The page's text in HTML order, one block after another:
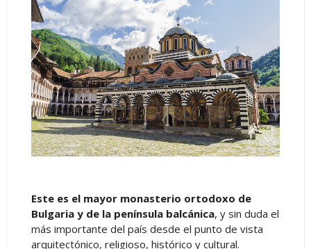
Este es el mayor monasterio ortodoxo de
Bulgaria y de la península balcánica, y sin duda el
más importante del país desde el punto de vista
arquitectónico, religioso, histórico y cultural.